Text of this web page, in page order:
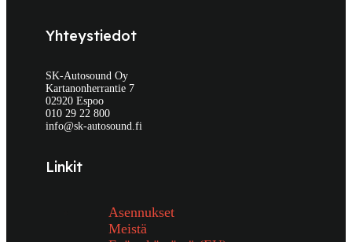
Yhteystiedot
SK-Autosound Oy
Kartanonherrantie 7
02920 Espoo
010 29 22 800
info@sk-autosound.fi
Linkit
Asennukset
Meistä